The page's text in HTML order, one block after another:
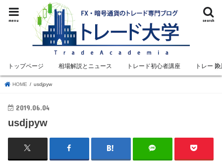
search
menu
トップページ 相場解説とニュース トレード初心者講座 トレード
HOME usdjpyw
2019.06.04
usdjpyw